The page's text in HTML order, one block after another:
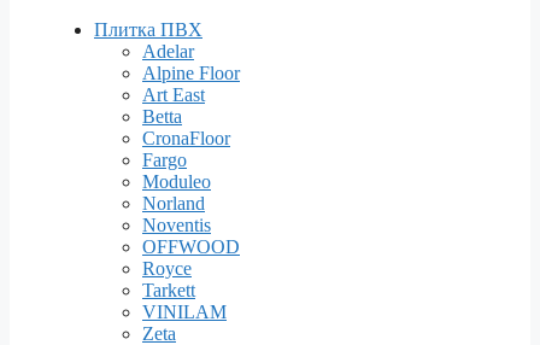
Плитка ПВХ
Adelar
Alpine Floor
Art East
Betta
CronaFloor
Fargo
Moduleo
Norland
Noventis
OFFWOOD
Royce
Tarkett
VINILAM
Zeta